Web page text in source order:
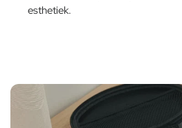
esthetiek.